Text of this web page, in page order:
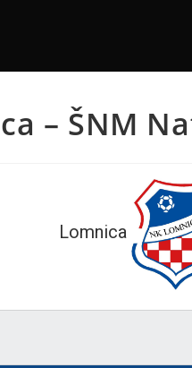
– ŠNM
Lomnica